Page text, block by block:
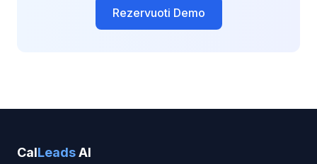
Rezervuoti Demo
CalLeadsAI